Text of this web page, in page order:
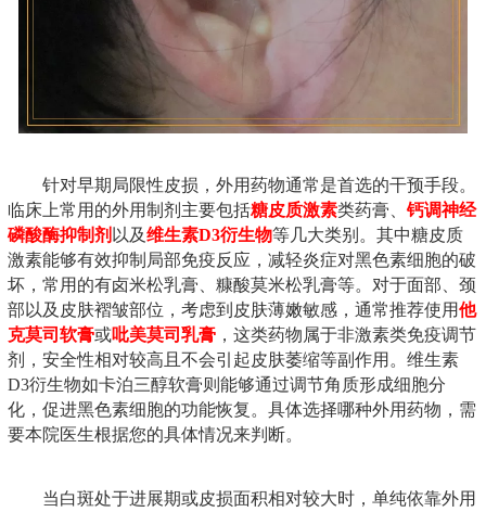
针对早期局限性皮损，外用药物通常是首选的干预手段。
临床上常用的外用制剂主要包括糖皮质激素类药膏、 钙调神经
磷酸酶抑制剂 以及维生素D3衍生物等几大类别。其中糖皮质
激素能够有效抑制局部免疫反应，减轻炎症对黑色素细胞的破
坏，常用的有卤米松乳膏、糠酸莫米松乳膏等。对于面部、颈
部以及皮肤褶皱部位，考虑到皮肤薄嫩敏感，通常推荐使用他
克莫司软膏或吡美莫司乳膏 ，这类药物属于非激素类免疫调节
剂，安全性相对较高且不会引起皮肤萎缩等副作用。维生素
D3衍生物如卡泊三醇软膏则能够通过调节角质形成细胞分
化，促进黑色素细胞的功能恢复。具体选择哪种外用药物，需
要本院医生根据您的具体情况来判断。
当白斑处于进展期或皮损面积相对较大时，单纯依靠外用